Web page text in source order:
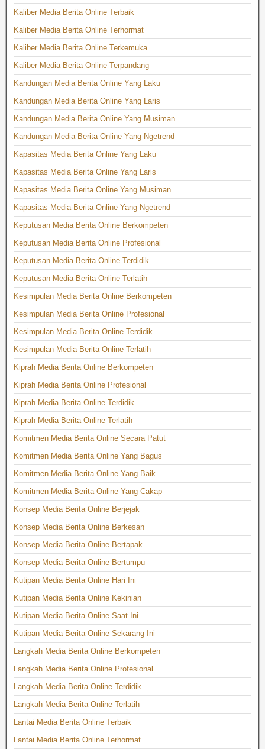
Kaliber Media Berita Online Terbaik
Kaliber Media Berita Online Terhormat
Kaliber Media Berita Online Terkemuka
Kaliber Media Berita Online Terpandang
Kandungan Media Berita Online Yang Laku
Kandungan Media Berita Online Yang Laris
Kandungan Media Berita Online Yang Musiman
Kandungan Media Berita Online Yang Ngetrend
Kapasitas Media Berita Online Yang Laku
Kapasitas Media Berita Online Yang Laris
Kapasitas Media Berita Online Yang Musiman
Kapasitas Media Berita Online Yang Ngetrend
Keputusan Media Berita Online Berkompeten
Keputusan Media Berita Online Profesional
Keputusan Media Berita Online Terdidik
Keputusan Media Berita Online Terlatih
Kesimpulan Media Berita Online Berkompeten
Kesimpulan Media Berita Online Profesional
Kesimpulan Media Berita Online Terdidik
Kesimpulan Media Berita Online Terlatih
Kiprah Media Berita Online Berkompeten
Kiprah Media Berita Online Profesional
Kiprah Media Berita Online Terdidik
Kiprah Media Berita Online Terlatih
Komitmen Media Berita Online Secara Patut
Komitmen Media Berita Online Yang Bagus
Komitmen Media Berita Online Yang Baik
Komitmen Media Berita Online Yang Cakap
Konsep Media Berita Online Berjejak
Konsep Media Berita Online Berkesan
Konsep Media Berita Online Bertapak
Konsep Media Berita Online Bertumpu
Kutipan Media Berita Online Hari Ini
Kutipan Media Berita Online Kekinian
Kutipan Media Berita Online Saat Ini
Kutipan Media Berita Online Sekarang Ini
Langkah Media Berita Online Berkompeten
Langkah Media Berita Online Profesional
Langkah Media Berita Online Terdidik
Langkah Media Berita Online Terlatih
Lantai Media Berita Online Terbaik
Lantai Media Berita Online Terhormat